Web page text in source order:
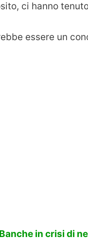
ci hanno
essere un
Banche in crisi di